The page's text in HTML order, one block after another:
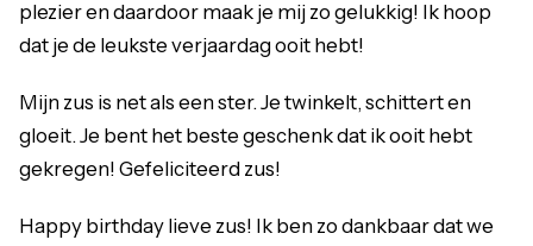
plezier en daardoor maak je mij zo gelukkig! Ik hoop
dat je de leukste verjaardag ooit hebt!
Mijn zus is net als een ster. Je twinkelt, schittert en
gloeit. Je bent het beste geschenk dat ik ooit hebt
gekregen! Gefeliciteerd zus!
Happy birthday lieve zus! Ik ben zo dankbaar dat we